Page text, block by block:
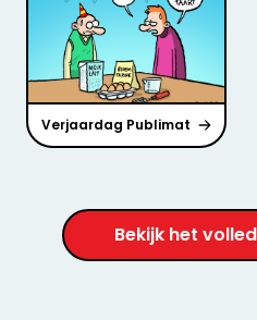
Verjaardag Publimat
Bekijk het